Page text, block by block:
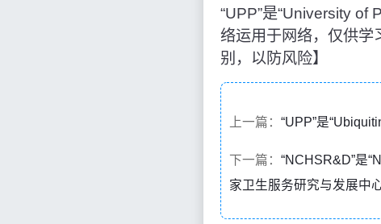
“UPP”是“University of
络运用于网络，仅供学
别，以防风险】
上一篇： “UPP”是
下一篇： “NCHSR&D”是
家卫生服务研究与发展中